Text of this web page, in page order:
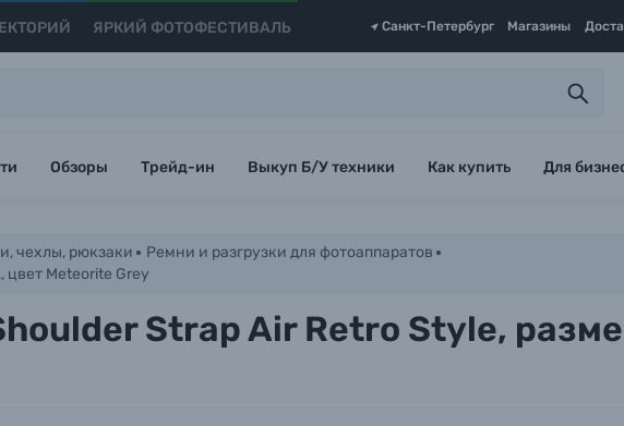
ЯРКИЙ ФОТОФЕСТИВАЛЬ Санкт-Петербург Магазины
Обзоры Трейд-ин Выкуп Б/У техники Как купить Для
чехлы, рюкзаки
Ремни и разгрузки для фотоаппаратов
цвет Meteorite Grey
Strap Air Retro Style,